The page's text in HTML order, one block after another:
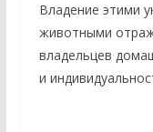
Владение этими
животными
владельцев
и